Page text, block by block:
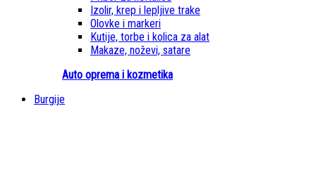
Izolir, krep i lepljive trake
Olovke i markeri
Kutije, torbe i kolica za alat
Makaze, noževi, satare
Auto oprema i kozmetika
Burgije